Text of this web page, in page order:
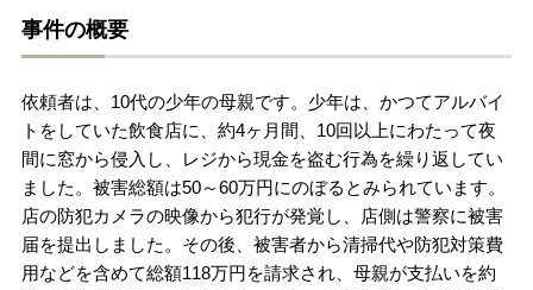
アトムについて
弁護士紹介
弁護士費用
アクセス
事件の概要
依頼者は、10代の少年の母親です。少年は、かつてアルバイ
トをしていた飲食店に、約4ヶ月間、10回以上にわたって夜
間に窓から侵入し、レジから現金を盗む行為を繰り返してい
ました。被害総額は50～60万円にのぼるとみられています。
店の防犯カメラの映像から犯行が発覚し、店側は警察に被害
届を提出しました。その後、被害者から清掃代や防犯対策費
用などを含めて総額118万円を請求され、母親が支払いを約